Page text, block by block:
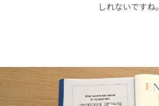
しれないですね。